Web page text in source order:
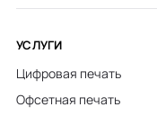
УСЛУГИ
Цифровая печать
Офсетная печать